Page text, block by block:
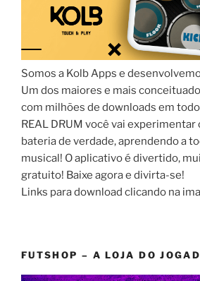
Somos a Kolb Apps e
Um dos maiores e mais
com milhões de downloads em
REAL DRUM você vai
bateria de verdade, aprendendo a
musical! O aplicativo é divertido,
gratuito! Baixe agora e divirta-se!
Links para download clicando na
FUTSHOP – A LOJA DO